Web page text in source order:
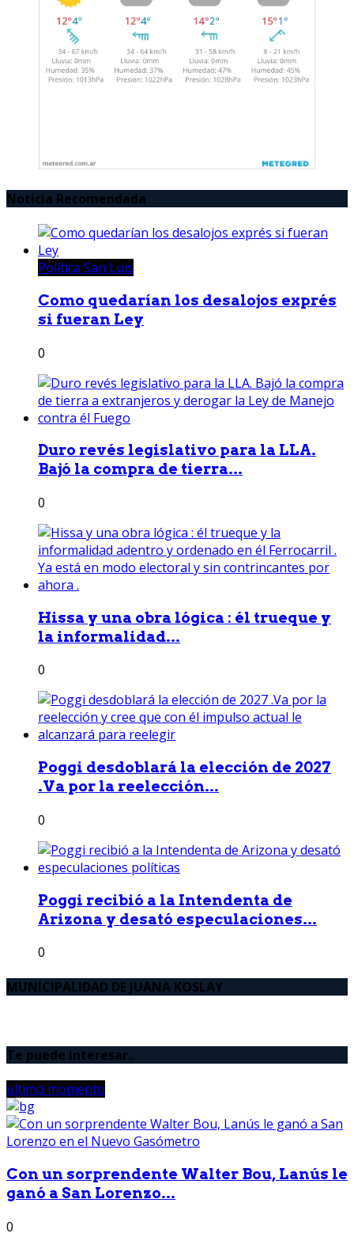
Noticia Recomendada
Política San Luis
Como quedarían los desalojos exprés
si fueran Ley
0
Duro revés legislativo para la LLA.
Bajó la compra de tierra...
0
Hissa y una obra lógica : él trueque y
la informalidad...
0
Poggi desdoblará la elección de 2027
.Va por la reelección...
0
Poggi recibió a la Intendenta de
Arizona y desató especulaciones...
0
MUNICIPALIDAD DE JUANA KOSLAY
Te puede interesar..
ultimo momento
Con un sorprendente Walter Bou, Lanús le
ganó a San Lorenzo...
0